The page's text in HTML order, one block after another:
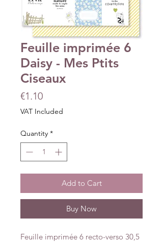
Feuille imprimée 6
Daisy - Mes Ptits
Ciseaux
€1.10Price
VAT Included
Quantity *
Add to Cart
Buy Now
Feuille imprimée 6 recto-verso 30,5